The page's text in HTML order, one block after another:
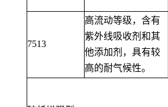
7513
高流动等级，含有
紫外线吸收剂和其
他添加剂，具有较
高的耐气候性。